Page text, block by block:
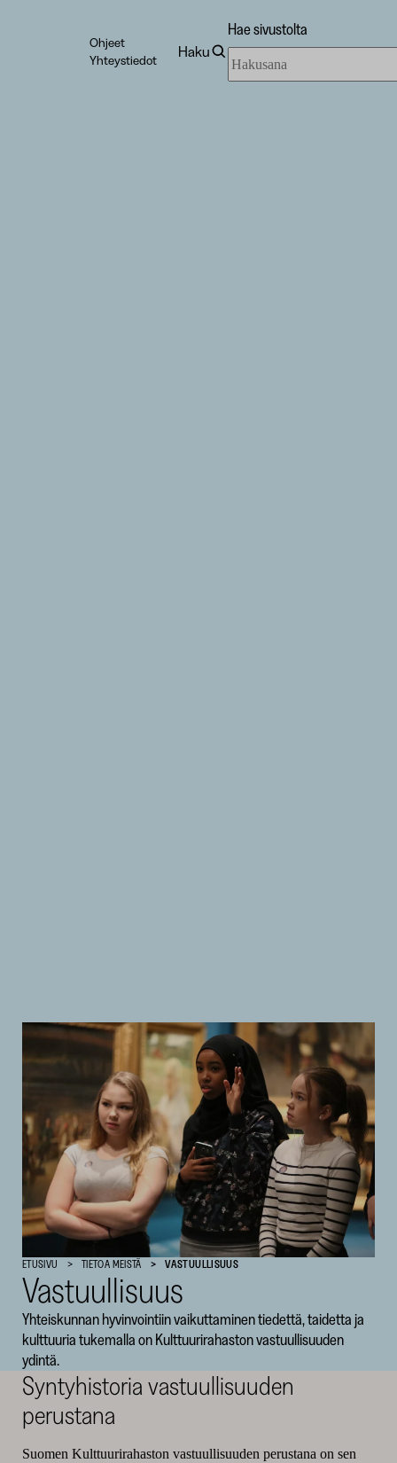
Suomen
Kulttuurirahasto
–
SKR
Ohjeet
Yhteystiedot
Haku
Hae sivustolta
sivustolta
ETUSIVU TIETOA MEISTÄ VASTUULLISUUS
Vastuullisuus
Yhteiskunnan hyvinvointiin vaikuttaminen tiedettä, taidetta ja
kulttuuria tukemalla on Kulttuurirahaston vastuullisuuden
ydintä.
Syntyhistoria vastuullisuuden
perustana
Suomen Kulttuurirahas­ton vastuullisuuden perustana on sen